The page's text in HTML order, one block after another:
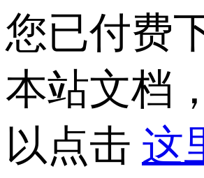
您已付费
本站文档
以点击 这